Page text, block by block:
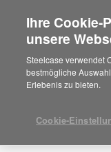
Ihre Cookie-
unsere
Steelcase verwendet
bestmögliche
Erlebenis zu bieten.
Cookie-